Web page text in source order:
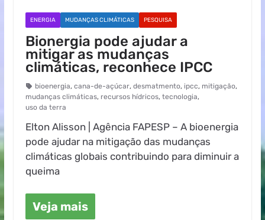
ENERGIA MUDANÇAS CLIMÁTICAS PESQUISA
Bionergia pode ajudar a
mitigar as mudanças
climáticas, reconhece IPCC
bioenergia, cana-de-açúcar, desmatmento, ipcc, mitigação,
mudanças climáticas, recursos hídricos, tecnologia,
uso da terra
Elton Alisson | Agência FAPESP – A bioenergia
pode ajudar na mitigação das mudanças
climáticas globais contribuindo para diminuir a
queima
Veja mais